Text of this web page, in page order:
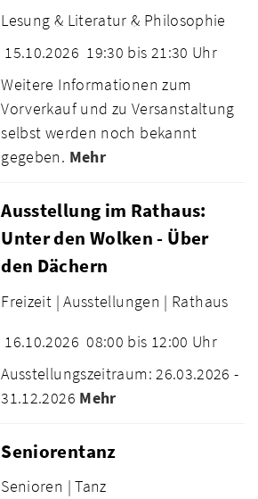
Lesung & Literatur & Philosophie
15.10.2026 19:30 bis 21:30 Uhr
Weitere Informationen zum
Vorverkauf und zu Versanstaltung
selbst werden noch bekannt
gegeben. Mehr
Ausstellung im Rathaus:
Unter den Wolken - Über
den Dächern
Freizeit | Ausstellungen | Rathaus
16.10.2026 08:00 bis 12:00 Uhr
Ausstellungszeitraum: 26.03.2026 -
31.12.2026 Mehr
Seniorentanz
Senioren | Tanz